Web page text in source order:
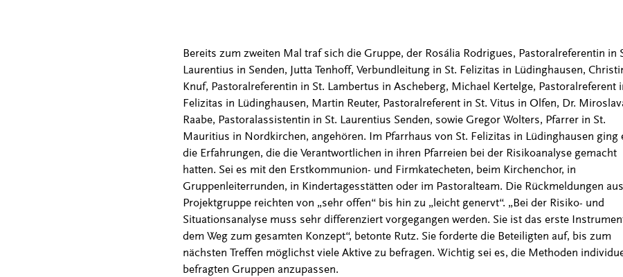
Bereits zum zweiten Mal traf sich die Gruppe, der Rosália Rodrigues, Pastoralreferentin in
Laurentius in Senden, Jutta Tenhoff, Verbundleitung in St. Felizitas in Lüdinghausen,
Knuf, Pastoralreferentin in St. Lambertus in Ascheberg, Michael Kertelge, Pastoralreferent
Felizitas in Lüdinghausen, Martin Reuter, Pastoralreferent in St. Vitus in Olfen, Dr.
Raabe, Pastoralassistentin in St. Laurentius Senden, sowie Gregor Wolters, Pfarrer in St.
Mauritius in Nordkirchen, angehören. Im Pfarrhaus von St. Felizitas in Lüdinghausen ging
die Erfahrungen, die die Verantwortlichen in ihren Pfarreien bei der Risikoanalyse gemacht
hatten. Sei es mit den Erstkommunion- und Firmkatecheten, beim Kirchenchor, in
Gruppenleiterrunden, in Kindertagesstätten oder im Pastoralteam. Die Rückmeldungen
Projektgruppe reichten von „sehr offen“ bis hin zu „leicht genervt“. „Bei der Risiko- und
Situationsanalyse muss sehr differenziert vorgegangen werden. Sie ist das erste
dem Weg zum gesamten Konzept“, betonte Rutz. Sie forderte die Beteiligten auf, bis zum
nächsten Treffen möglichst viele Aktive zu befragen. Wichtig sei es, die Methoden
befragten Gruppen anzupassen.